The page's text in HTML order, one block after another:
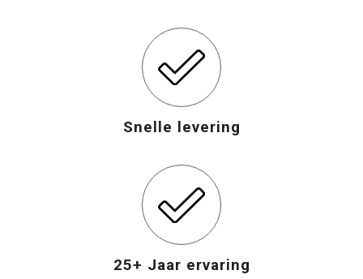
Snelle levering
25+ Jaar ervaring